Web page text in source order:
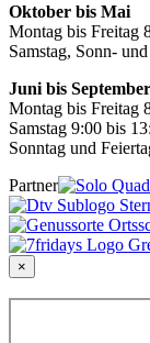
Oktober bis Mai
Montag bis Freitag
Samstag, Sonn-
Juni bis September
Montag bis Freitag
Samstag 9:00 bis
Sonntag und
Partner
×